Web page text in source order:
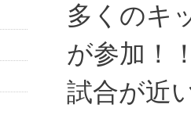
多くのキ
が参加！
試合が近